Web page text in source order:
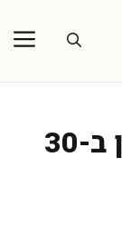
מרק תירס משגע: מוכן ב-30